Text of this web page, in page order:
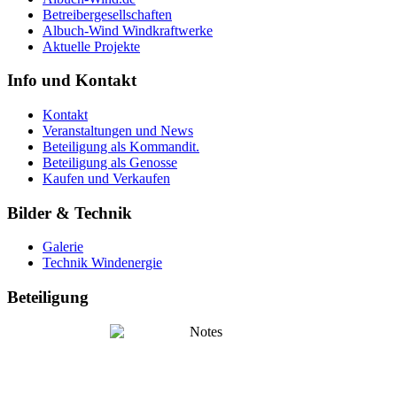
Betreibergesellschaften
Albuch-Wind Windkraftwerke
Aktuelle Projekte
Info und Kontakt
Kontakt
Veranstaltungen und News
Beteiligung als Kommandit.
Beteiligung als Genosse
Kaufen und Verkaufen
Bilder & Technik
Galerie
Technik Windenergie
Beteiligung